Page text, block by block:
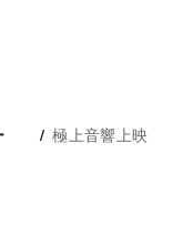
極上音響上映